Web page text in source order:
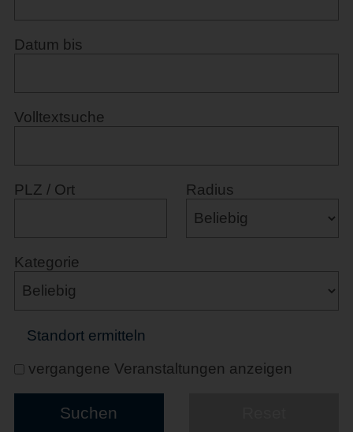
Datum bis
Volltextsuche
PLZ / Ort Radius
Kategorie
Standort ermitteln
vergangene Veranstaltungen anzeigen